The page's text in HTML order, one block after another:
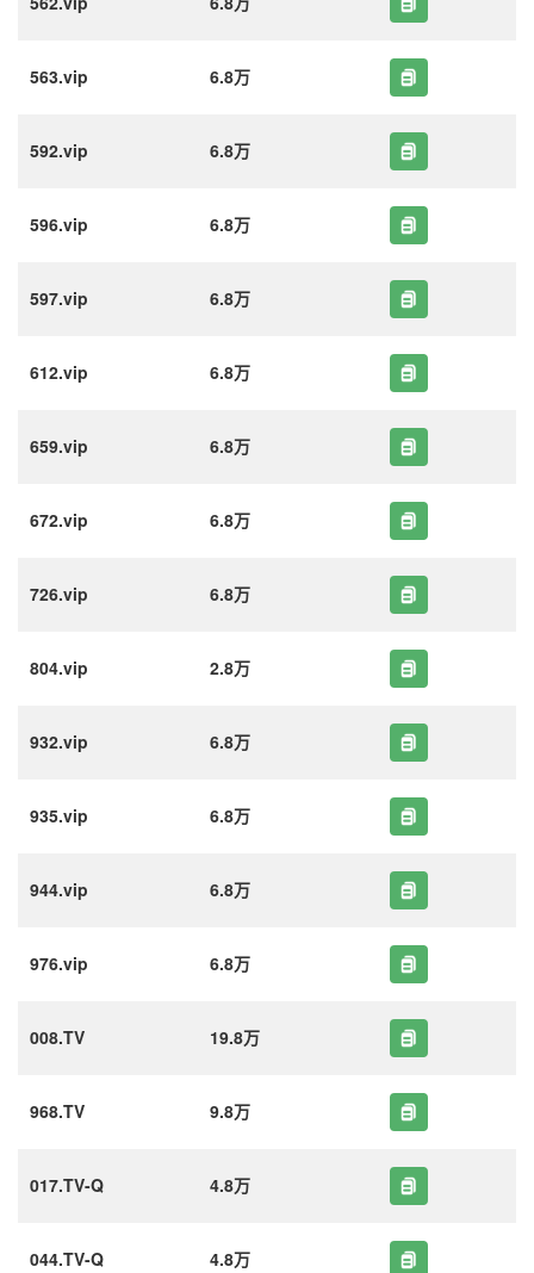
563.vip 6.8万
592.vip 6.8万
596.vip 6.8万
597.vip 6.8万
612.vip 6.8万
659.vip 6.8万
672.vip 6.8万
726.vip 6.8万
804.vip 2.8万
932.vip 6.8万
935.vip 6.8万
944.vip 6.8万
976.vip 6.8万
008.TV 19.8万
968.TV 9.8万
017.TV-Q 4.8万
044.TV-Q 4.8万